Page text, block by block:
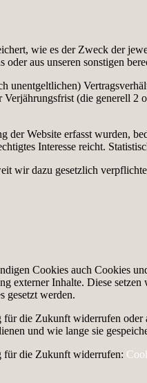
wie es der Zweck der
aus unseren sonstigen
unentgeltlichen)
(die generell
Website erfasst wurden,
Interesse reicht.
wir dazu gesetzlich
Cookies auch
externer Inhalte. Diese
gesetzt werden.
die Zukunft widerrufen
und wie lange sie
für die Zukunft widerrufen: